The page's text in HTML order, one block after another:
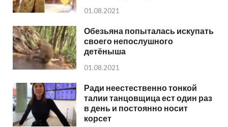
01.08.2021
Обезьяна попыталась искупать
своего непослушного
детёныша
01.08.2021
Ради неестественно тонкой
талии танцовщица ест один раз
в день и постоянно носит
корсет